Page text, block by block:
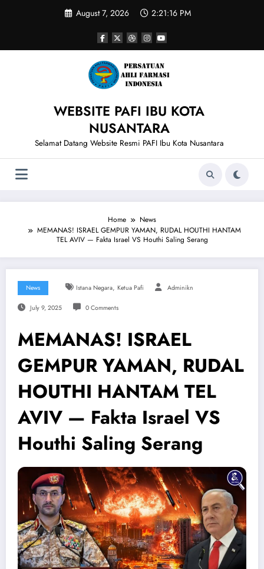
August 7, 2026 2:21:16 PM
WEBSITE PAFI IBU KOTA
NUSANTARA
Selamat Datang Website Resmi PAFI Ibu Kota Nusantara
Home
News
MEMANAS! ISRAEL GEMPUR YAMAN, RUDAL HOUTHI HANTAM
TEL AVIV — Fakta Israel VS Houthi Saling Serang
News Istana Negara, Ketua Pafi Adminikn
July 9, 2025 0 Comments
MEMANAS! ISRAEL
GEMPUR YAMAN, RUDAL
HOUTHI HANTAM TEL
AVIV — Fakta Israel VS
Houthi Saling Serang